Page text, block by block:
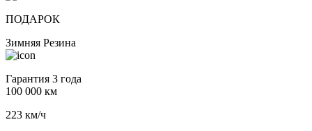
ПОДАРОК
Зимняя Резина
Гарантия 3 года
100 000 км
223 км/ч